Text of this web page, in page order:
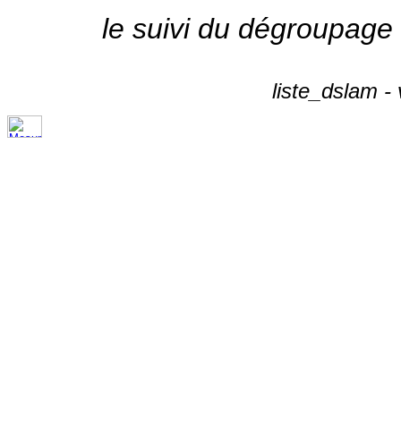
le suivi du
liste_dslam -